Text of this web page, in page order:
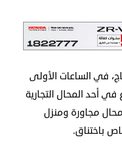
في الساعات الأولى
في أحد المحال التجارية
مجاورة ومنزل